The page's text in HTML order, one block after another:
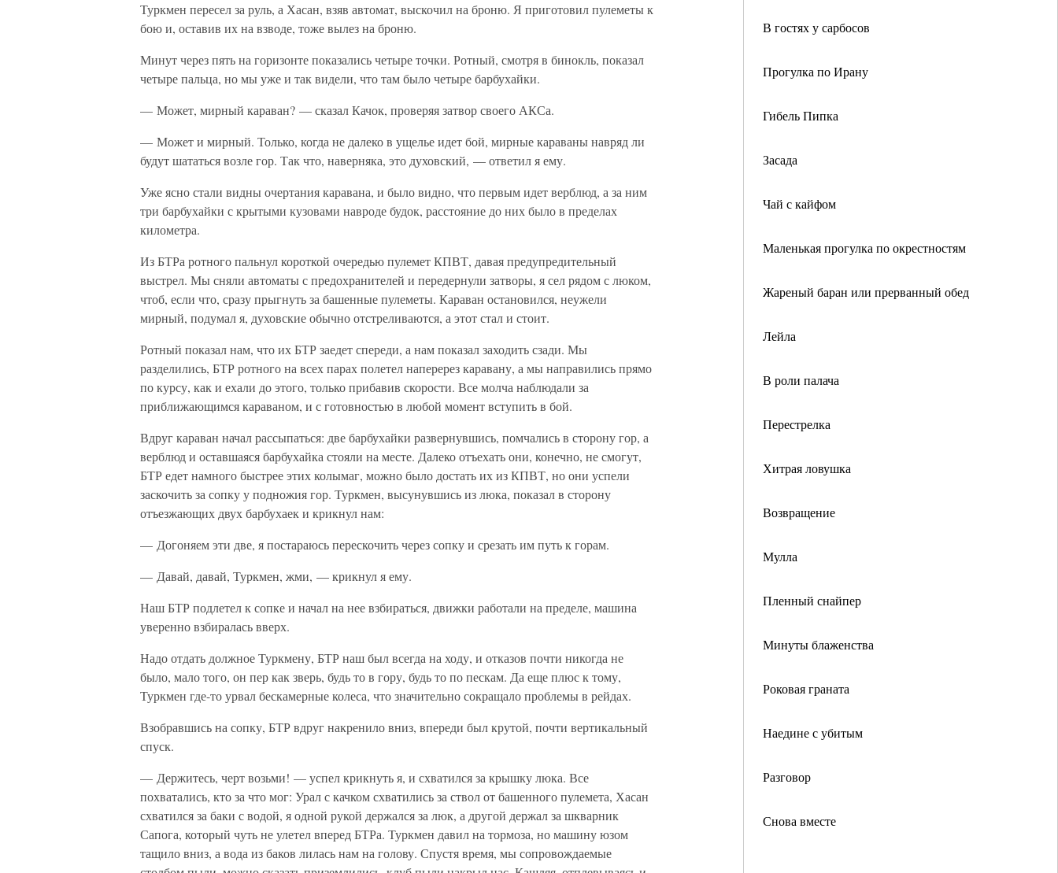
В гостях у сарбосов
Прогулка по Ирану
Гибель Пипка
Засада
Чай с кайфом
Маленькая прогулка по окрестностям
Жареный баран или прерванный обед
Лейла
В роли палача
Перестрелка
Хитрая ловушка
Возвращение
Мулла
Пленный снайпер
Минуты блаженства
Роковая граната
Наедине с убитым
Разговор
Снова вместе
Туркмен пересел за руль, а Хасан, взяв автомат, выскочил на броню. Я приготовил пулеметы к
бою и, оставив их на взводе, тоже вылез на броню.
Минут через пять на горизонте показались четыре точки. Ротный, смотря в бинокль, показал
четыре пальца, но мы уже и так видели, что там было четыре барбухайки.
— Может, мирный караван? — сказал Качок, проверяя затвор своего АКСа.
— Может и мирный. Только, когда не далеко в ущелье идет бой, мирные караваны навряд ли
будут шататься возле гор. Так что, наверняка, это духовский, — ответил я ему.
Уже ясно стали видны очертания каравана, и было видно, что первым идет верблюд, а за ним
три барбухайки с крытыми кузовами навроде будок, расстояние до них было в пределах
километра.
Из БТРа ротного пальнул короткой очередью пулемет КПВТ, давая предупредительный
выстрел. Мы сняли автоматы с предохранителей и передернули затворы, я сел рядом с люком,
чтоб, если что, сразу прыгнуть за башенные пулеметы. Караван остановился, неужели
мирный, подумал я, духовские обычно отстреливаются, а этот стал и стоит.
Ротный показал нам, что их БТР заедет спереди, а нам показал заходить сзади. Мы
разделились, БТР ротного на всех парах полетел наперерез каравану, а мы направились прямо
по курсу, как и ехали до этого, только прибавив скорости. Все молча наблюдали за
приближающимся караваном, и с готовностью в любой момент вступить в бой.
Вдруг караван начал рассыпаться: две барбухайки развернувшись, помчались в сторону гор, а
верблюд и оставшаяся барбухайка стояли на месте. Далеко отъехать они, конечно, не смогут,
БТР едет намного быстрее этих колымаг, можно было достать их из КПВТ, но они успели
заскочить за сопку у подножия гор. Туркмен, высунувшись из люка, показал в сторону
отъезжающих двух барбухаек и крикнул нам:
— Догоняем эти две, я постараюсь перескочить через сопку и срезать им путь к горам.
— Давай, давай, Туркмен, жми, — крикнул я ему.
Наш БТР подлетел к сопке и начал на нее взбираться, движки работали на пределе, машина
уверенно взбиралась вверх.
Надо отдать должное Туркмену, БТР наш был всегда на ходу, и отказов почти никогда не
было, мало того, он пер как зверь, будь то в гору, будь то по пескам. Да еще плюс к тому,
Туркмен где-то урвал бескамерные колеса, что значительно сокращало проблемы в рейдах.
Взобравшись на сопку, БТР вдруг накренило вниз, впереди был крутой, почти вертикальный
спуск.
— Держитесь, черт возьми! — успел крикнуть я, и схватился за крышку люка. Все
похватались, кто за что мог: Урал с качком схватились за ствол от башенного пулемета, Хасан
схватился за баки с водой, я одной рукой держался за люк, а другой держал за шкварник
Сапога, который чуть не улетел вперед БТРа. Туркмен давил на тормоза, но машину юзом
тащило вниз, а вода из баков лилась нам на голову. Спустя время, мы сопровождаемые